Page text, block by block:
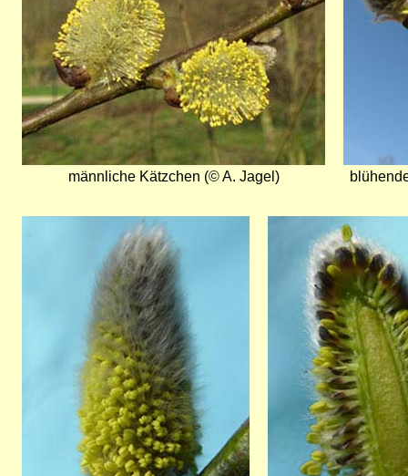
männliche Kätzchen (© A. Jagel)